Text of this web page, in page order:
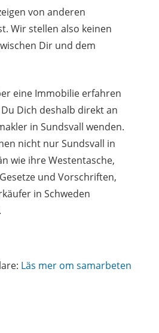
von anderen
Wir stellen also keinen
Dir und dem
eine Immobilie erfahren
Dich deshalb direkt an
in Sundsvall wenden.
nicht nur Sundsvall in
wie ihre Westentasche,
und Vorschriften,
in Schweden
Läs mer om samarbeten